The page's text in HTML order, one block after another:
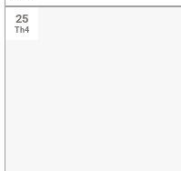
25
Th4